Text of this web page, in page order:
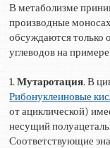
В метаболизме
производные
обсуждаются только
углеводов на
1.Мутаротация. В
Рибонуклеиновые
от ациклической)
несущий
Соответствующие